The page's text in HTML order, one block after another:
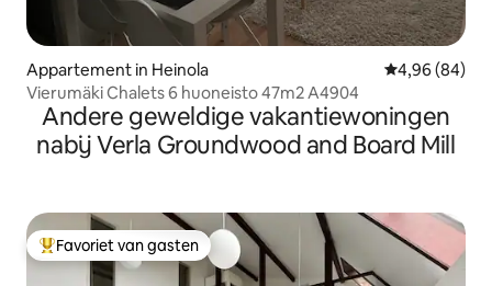
Appartement in Heinola Gemiddelde
4,96 (84)
Vierumäki Chalets 6 huoneisto 47m2 A4904
Andere geweldige vakantiewoningen
nabij Verla Groundwood and Board Mill
Topfavoriet van gasten
Favoriet van gasten